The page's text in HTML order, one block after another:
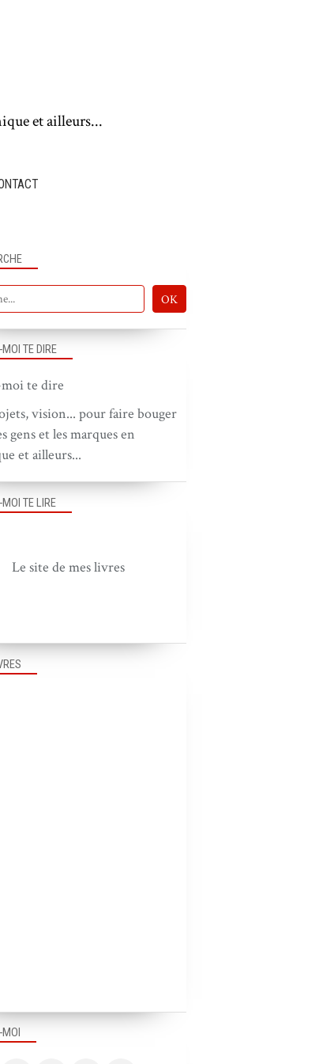
et ailleurs...
TE DIRE
vision... pour faire bouger
gens et les marques en
et ailleurs...
TE LIRE
Le site de mes livres